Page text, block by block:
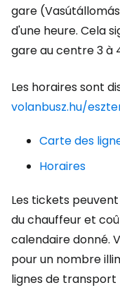
gare
d'une heure. Cela
gare au centre 3 à
Les horaires sont
volanbusz.hu/
Carte des
Horaires
Les tickets
du chauffeur et
calendaire donné.
pour un nombre
lignes de transport